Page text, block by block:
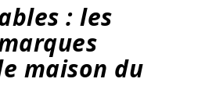
: les
maison du